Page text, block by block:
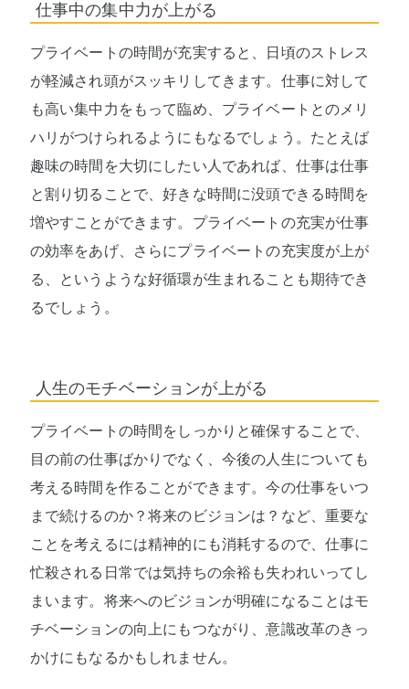
仕事中の集中力が上がる
プライベートの時間が充実すると、日頃のストレス
が軽減され頭がスッキリしてきます。仕事に対して
も高い集中力をもって臨め、プライベートとのメリ
ハリがつけられるようにもなるでしょう。たとえば
趣味の時間を大切にしたい人であれば、仕事は仕事
と割り切ることで、好きな時間に没頭できる時間を
増やすことができます。プライベートの充実が仕事
の効率をあげ、さらにプライベートの充実度が上が
る、というような好循環が生まれることも期待でき
るでしょう。
人生のモチベーションが上がる
プライベートの時間をしっかりと確保することで、
目の前の仕事ばかりでなく、今後の人生についても
考える時間を作ることができます。今の仕事をいつ
まで続けるのか？将来のビジョンは？など、重要な
ことを考えるには精神的にも消耗するので、仕事に
忙殺される日常では気持ちの余裕も失われいってし
まいます。将来へのビジョンが明確になることはモ
チベーションの向上にもつながり、意識改革のきっ
かけにもなるかもしれません。